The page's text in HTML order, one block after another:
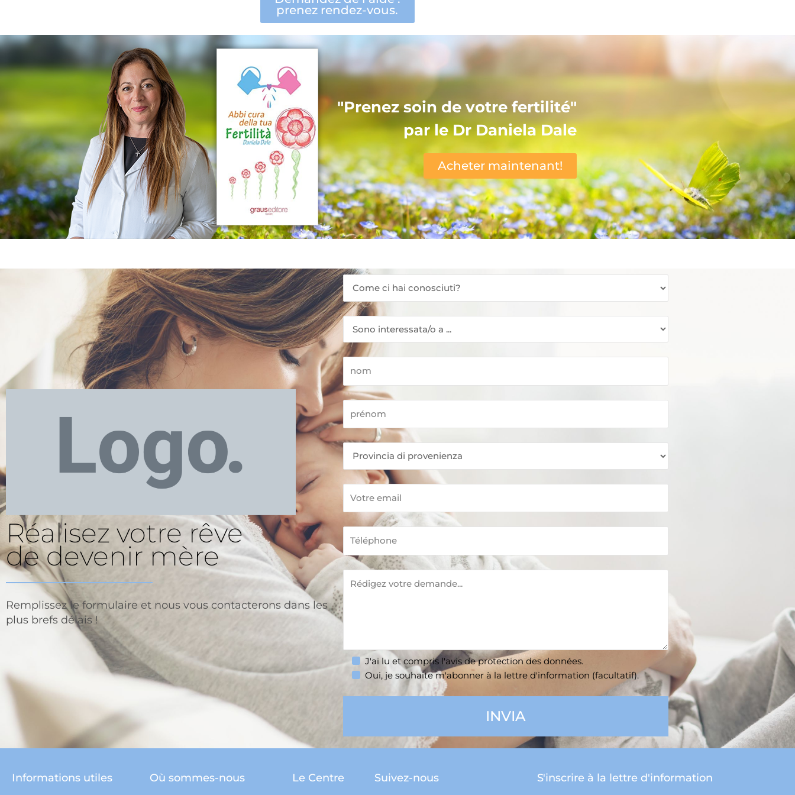
prenez rendez-vous.
"Prenez soin de votre fertilité"
par le Dr Daniela Dale
Acheter maintenant!
Réalisez votre rêve
de devenir mère
Remplissez le formulaire et nous vous contacterons dans les
plus brefs délais !
J'ai lu et compris l'avis deprotection des données.
Oui, je souhaite m'abonner à la lettre d'information (facultatif).
Informations utiles Où sommes-nous Le Centre Suivez-nous S'inscrire à la lettre d'information